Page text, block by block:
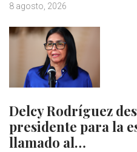
8 agosto, 2026
Delcy Rodríguez
presidente para la
llamado al…